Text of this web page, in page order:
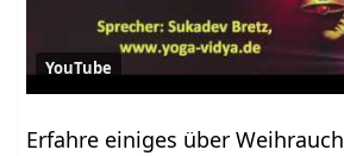
YouTube
Erfahre einiges über Weihrauch‏‎ in diesem